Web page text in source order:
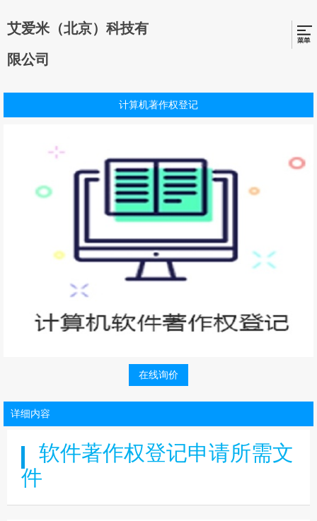
艾爱米（北京）科技有
限公司
计算机著作权登记
在线询价
详细内容
软件著作权登记申请所需文
件